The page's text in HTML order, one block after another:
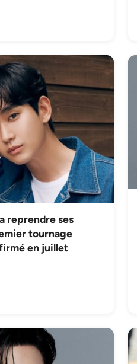
reprendre ses
tournage
en juillet